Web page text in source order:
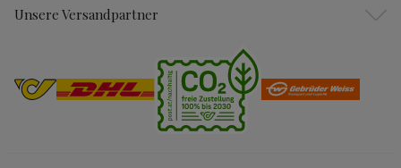
Unsere Versandpartner